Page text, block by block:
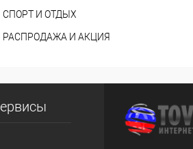
СПОРТ И ОТДЫХ
РАСПРОДАЖА И АКЦИЯ